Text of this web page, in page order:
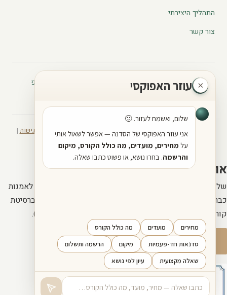
התהליך היצירתי
צור קשר
📞 052-3714497
📧 sadna44@gmail.com
💬 וואטסאפ
ראשון לציון
הצהרת נגישות |
מדיניות פרטיות |מדיניות החזרה
אודותי
שלום, שמי זיו אייל. אני פסיכולוג, פסיכותרפיסט, אמן ומורה לאמנות
כבר למעלה מ-30 שנה. בעל תואר שני באמנות (MFA) מאוניברסיטת
קורנל בניו יורק, וחבר באיגוד הפסיכולוגים האמריקאי (APA).
עוד עליי · שליחת הודעה